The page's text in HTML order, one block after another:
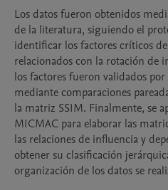
Los datos fueron obtenidos
de la literatura, siguiendo el
identificar los factores críticos
relacionados con la rotación de
los factores fueron validados
mediante comparaciones
la matriz SSIM. Finalmente, se
MICMAC para elaborar las
las relaciones de influencia y
obtener su clasificación
organización de los datos se